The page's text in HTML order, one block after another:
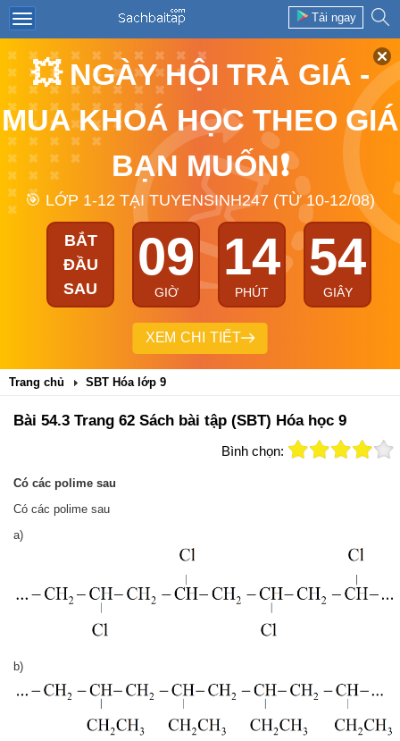
Tải ngay
💥 NGÀY HỘI TRẢ GIÁ -
MUA KHOÁ HỌC THEO GIÁ
BẠN MUỐN❗
🎯 LỚP 1-12 TẠI TUYENSINH247 (TỪ 10-12/08)
BẮT
ĐẦU
SAU
09
GIỜ
14
PHÚT
54
GIÂY
XEM CHI TIẾT
Trang chủ SBT Hóa lớp 9
Bài 54.3 Trang 62 Sách bài tập (SBT) Hóa học 9
Bình chọn:
Có các polime sau
Có các polime sau
a)
b)